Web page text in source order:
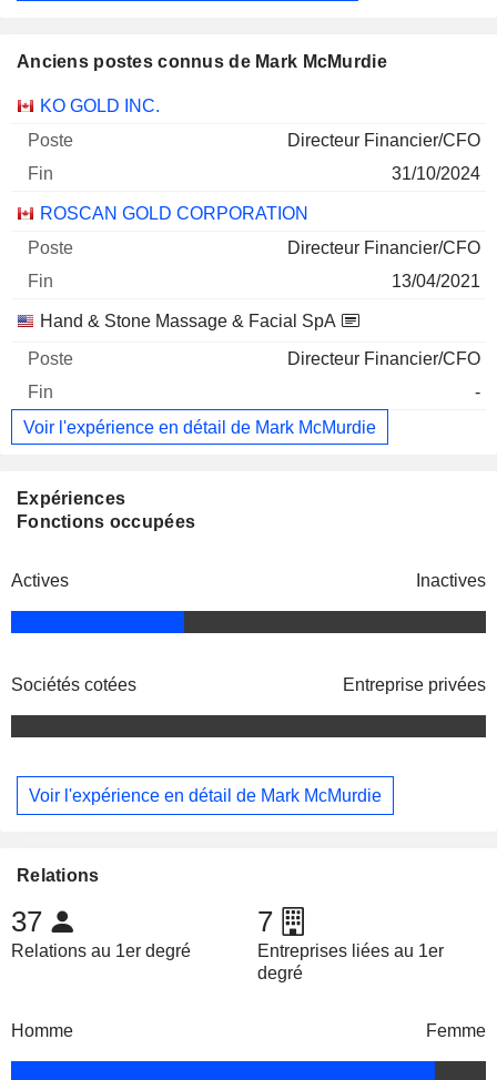
Anciens postes connus de Mark McMurdie
Sociétés Poste Fin
KO GOLD INC.
Directeur Financier/CFO
31/10/2024
ROSCAN GOLD CORPORATION
Directeur Financier/CFO
13/04/2021
Hand & Stone Massage & Facial SpA
Directeur Financier/CFO
-
Voir l'expérience en détail de Mark McMurdie
Expériences
Fonctions occupées
Actives Inactives
Sociétés cotées Entreprise privées
Voir l'expérience en détail de Mark McMurdie
Relations
37
Relations au 1er degré
7
Entreprises liées au 1er
degré
Homme Femme